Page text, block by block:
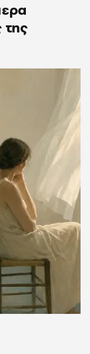
της